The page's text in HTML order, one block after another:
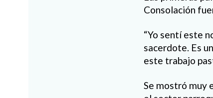
Consolación
“Yo sentí este
sacerdote. Es
este trabajo
Se mostró muy